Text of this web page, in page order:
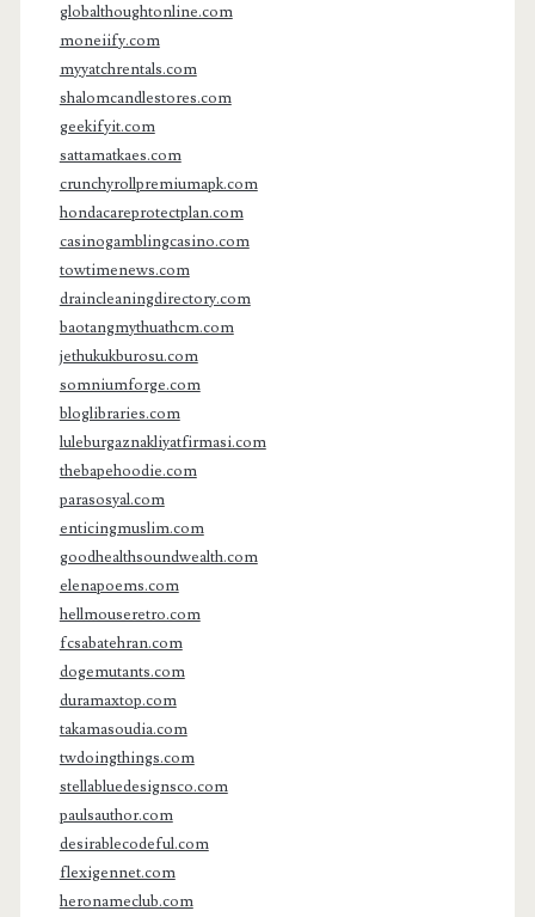
globalthoughtonline.com
moneiify.com
myyatchrentals.com
shalomcandlestores.com
geekifyit.com
sattamatkaes.com
crunchyrollpremiumapk.com
hondacareprotectplan.com
casinogamblingcasino.com
towtimenews.com
draincleaningdirectory.com
baotangmythuathcm.com
jethukukburosu.com
somniumforge.com
bloglibraries.com
luleburgaznakliyatfirmasi.com
thebapehoodie.com
parasosyal.com
enticingmuslim.com
goodhealthsoundwealth.com
elenapoems.com
hellmouseretro.com
fcsabatehran.com
dogemutants.com
duramaxtop.com
takamasoudia.com
twdoingthings.com
stellabluedesignsco.com
paulsauthor.com
desirablecodeful.com
flexigennet.com
heronameclub.com